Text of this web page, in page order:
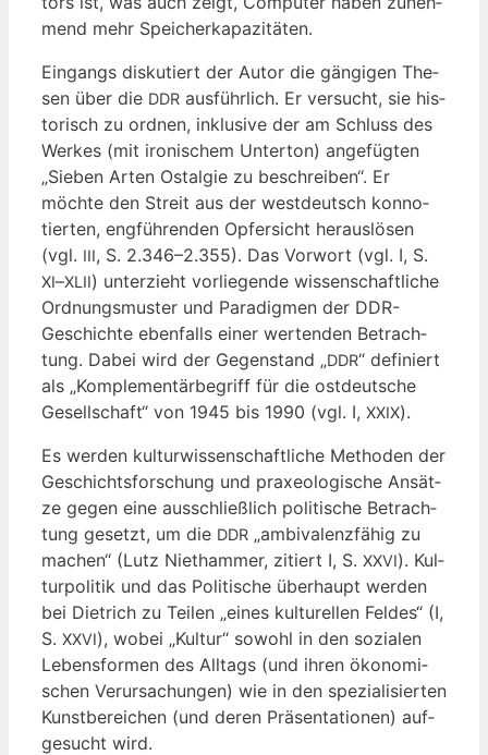
mend mehr Speicherkapazitäten.
Ein­gangs dis­ku­tiert der Autor die gän­gi­gen The­
sen über die DDR aus­führ­lich. Er ver­sucht, sie his­
to­risch zu ord­nen, inklu­si­ve der am Schluss des
Wer­kes (mit iro­ni­schem Unter­ton) ange­füg­ten
„Sie­ben Arten Ost­al­gie zu beschrei­ben“. Er
möch­te den Streit aus der west­deutsch kon­no­
tier­ten, eng­füh­ren­den Opfer­sicht her­aus­lö­sen
(vgl. III, S. 2.346–2.355). Das Vor­wort (vgl. I, S.
XI–XLII) unter­zieht vor­lie­gen­de wis­sen­schaft­li­che
Ord­nungs­mus­ter und Para­dig­men der DDR-
Geschich­te eben­falls einer wer­ten­den Betrach­
tung. Dabei wird der Gegen­stand „DDR“ defi­niert
als „Kom­ple­men­tär­be­griff für die ost­deut­sche
Gesell­schaft“ von 1945 bis 1990 (vgl. I, XXIX).
Es wer­den kul­tur­wis­sen­schaft­li­che Metho­den der
Geschichts­for­schung und pra­xeo­lo­gi­sche Ansät­
ze gegen eine aus­schließ­lich poli­ti­sche Betrach­
tung gesetzt, um die DDR „ambi­va­lenz­fä­hig zu
machen“ (Lutz Niet­ham­mer, zitiert I, S. XXVI). Kul­
tur­po­li­tik und das Poli­ti­sche über­haupt wer­den
bei Diet­rich zu Tei­len „eines kul­tu­rel­len Fel­des“ (I,
S. XXVI), wobei „Kul­tur“ sowohl in den sozia­len
Lebens­for­men des All­tags (und ihren öko­no­mi­
schen Ver­ur­sa­chun­gen) wie in den spe­zia­li­sier­ten
Kunst­be­rei­chen (und deren Prä­sen­ta­tio­nen) auf­
ge­sucht wird.